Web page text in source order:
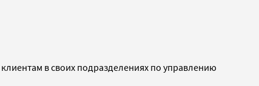
в своих подразделениях по управлению